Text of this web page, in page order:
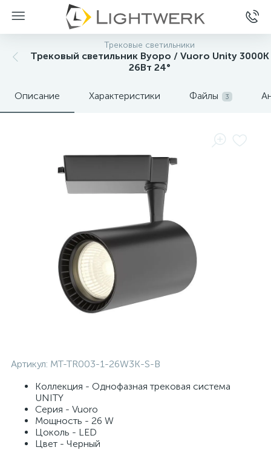
Трековые светильники
Трековый светильник Вуоро / Vuoro Unity 3000K
26Вт 24°
Описание Характеристики Файлы 3
Артикул: MT-TR003-1-26W3K-S-B
Коллекция - Однофазная трековая система
UNITY
Серия - Vuoro
Мощность - 26 W
Цоколь - LED
Цвет - Черный